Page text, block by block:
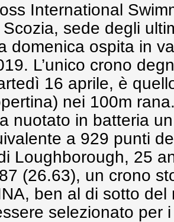
International
sede degli
domenica ospita in
L’unico crono
16 aprile, è
nei 100m
nuotato in batteria
a 929 punti
Loughborough, 25
(26.63), un crono
ben al di sotto del
selezionato per